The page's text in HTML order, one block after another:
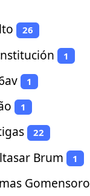
26
1
1
1
22
Brum 1
Gomensoro